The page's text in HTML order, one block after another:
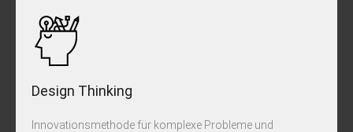
Design Thinking
Innovationsmethode für komplexe Probleme und